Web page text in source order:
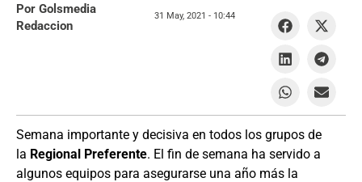
Semana importante y decisiva en todos los grupos de
la Regional Preferente. El fin de semana ha servido a
algunos equipos para asegurarse una año más la
Por Golsmedia
Redaccion
31 May, 2021 - 10:44